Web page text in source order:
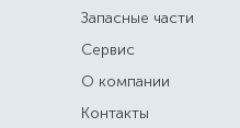
Запасные части
Сервис
О компании
Контакты